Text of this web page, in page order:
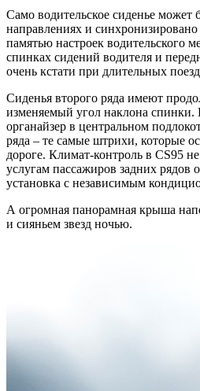
Само водительское сиденье может
направлениях и
памятью настроек водительского
спинках сидений водителя и
очень кстати при длительных
Сиденья второго ряда имеют
изменяемый угол наклона спинки.
органайзер в центральном
ряда – те самые штрихи, которые
дороге. Климат-контроль в CS95
услугам пассажиров задних рядов
установка с независимым
А огромная панорамная крыша
и сияньем звезд ночью.